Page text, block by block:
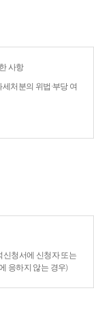
사항
처분의 위법·부당 여
신청서에 신청자 또는
응하지 않는 경우)